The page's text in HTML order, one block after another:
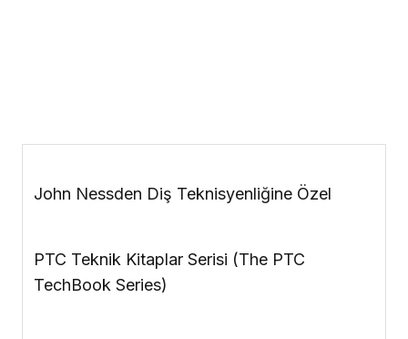
John Nessden Diş Teknisyenliğine Özel
PTC Teknik Kitaplar Serisi (The PTC
TechBook Series)